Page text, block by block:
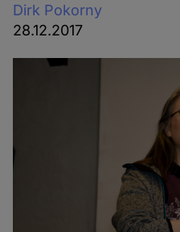
Dirk Pokorny
28.12.2017